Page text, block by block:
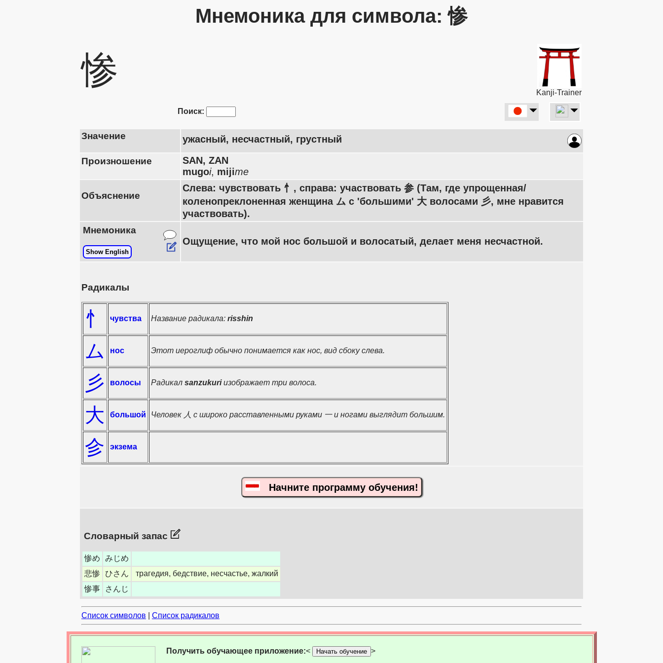
Мнемоника для символа: 惨
惨
Kanji-Trainer
Поиск:
Значение ужасный, несчастный, грустный
Произношение
SAN, ZAN
mugoi, mijime
Объяснение
Слева: чувствовать 忄, справа: участвовать 参 (Там, где упрощенная/
коленопреклоненная женщина ム с 'большими' 大 волосами 彡, мне нравится
участвовать).
Мнемоника
Show English
Ощущение, что мой нос большой и волосатый, делает меня несчастной.
Радикалы
忄 чувства Название радикала: risshin
ム нос Этот иероглиф обычно понимается как нос, вид сбоку слева.
彡 волосы Радикал sanzukuriизображает три волоса.
大 большой Человек 人 с широко расставленными руками 一 и ногами выглядит большим.
㐱 экзема
Начните программу обучения!
Словарный запас
惨め
みじめ
悲惨
ひさん
трагедия, бедствие, несчастье, жалкий
惨事
さんじ
Список символов Список радикалов
Получить обучающее приложение:< Начать обучение >